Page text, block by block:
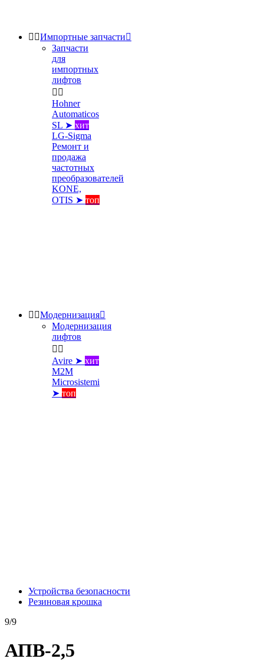
 Импортные запчасти
Запчасти
для
импортных
лифтов
 
Hohner
Automaticos
SL ➤ хит
LG-Sigma
Ремонт и
продажа
частотных
преобразователей
KONE,
OTIS ➤ топ
 Модернизация
Модернизация
лифтов
 
Avire ➤ хит
M2M
Microsistemi
➤ топ
Устройства безопасности
Резиновая крошка
9/9
АПВ-2,5